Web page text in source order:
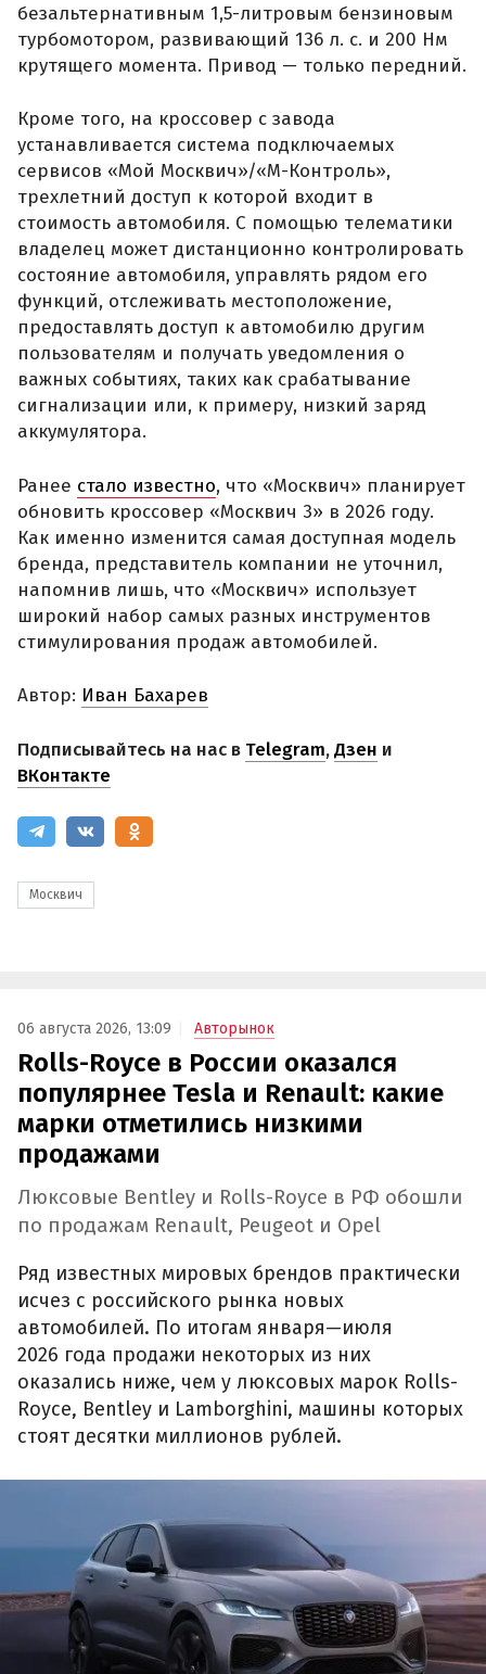
безальтернативным 1,5-литровым бензиновым
турбомотором, развивающий 136 л. с. и 200 Нм
крутящего момента. Привод — только передний.
Кроме того, на кроссовер с завода
устанавливается система подключаемых
сервисов «Мой Москвич»/«М-Контроль»,
трехлетний доступ к которой входит в
стоимость автомобиля. С помощью телематики
владелец может дистанционно контролировать
состояние автомобиля, управлять рядом его
функций, отслеживать местоположение,
предоставлять доступ к автомобилю другим
пользователям и получать уведомления о
важных событиях, таких как срабатывание
сигнализации или, к примеру, низкий заряд
аккумулятора.
Ранее стало известно, что «Москвич» планирует
обновить кроссовер «Москвич 3» в 2026 году.
Как именно изменится самая доступная модель
бренда, представитель компании не уточнил,
напомнив лишь, что «Москвич» использует
широкий набор самых разных инструментов
стимулирования продаж автомобилей.
Автор: Иван Бахарев
Подписывайтесь на нас в Telegram,Дзен и
ВКонтакте
Москвич
06 августа 2026, 13:09 Авторынок
Rolls-Royce в России оказался
популярнее Tesla и Renault: какие
марки отметились низкими
продажами
Люксовые Bentley и Rolls-Royce в РФ обошли
по продажам Renault, Peugeot и Opel
Ряд известных мировых брендов практически
исчез с российского рынка новых
автомобилей. По итогам января—июля
2026 года продажи некоторых из них
оказались ниже, чем у люксовых марок Rolls-
Royce, Bentley и Lamborghini, машины которых
стоят десятки миллионов рублей.